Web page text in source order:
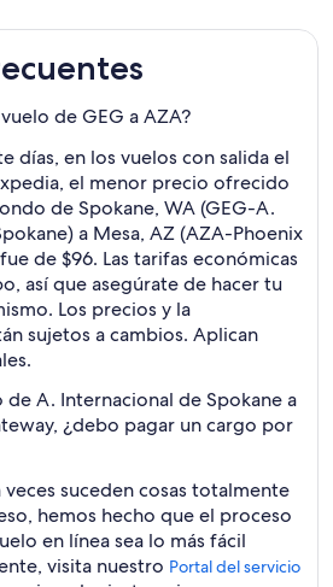
de GEG a AZA?
días, en los vuelos con salida el
el menor precio ofrecido
de Spokane, WA (GEG-A.
a Mesa, AZ (AZA-Phoenix
de $96. Las tarifas económicas
así que asegúrate de hacer tu
Los precios y la
sujetos a cambios. Aplican
de A. Internacional de Spokane a
¿debo pagar un cargo por
suceden cosas totalmente
hemos hecho que el proceso
en línea sea lo más fácil
visita nuestro Portal del servicio